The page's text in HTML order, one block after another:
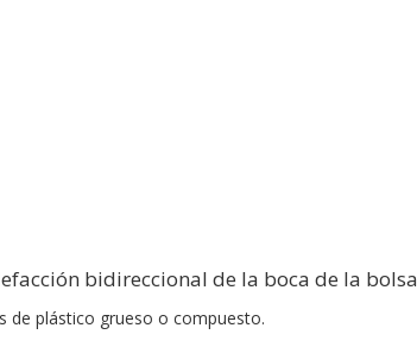
bidireccional de la boca de la bolsa
de plástico grueso o compuesto.